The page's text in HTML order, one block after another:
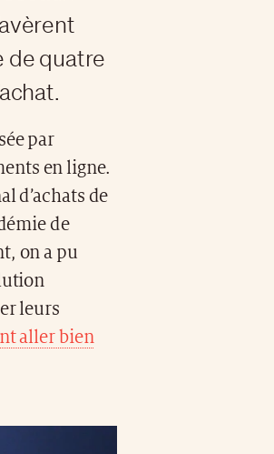
de quatre
par
en ligne.
d’achats de
de
on a pu
leurs
aller bien